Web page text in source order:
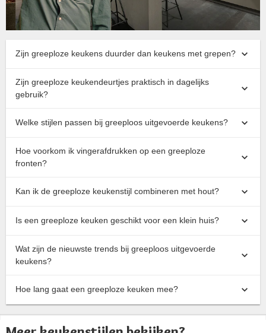
Zijn greeploze keukens duurder dan keukens met grepen?
Zijn greeploze keukendeurtjes praktisch in dagelijks
gebruik?
Welke stijlen passen bij greeploos uitgevoerde keukens?
Hoe voorkom ik vingerafdrukken op een greeploze
fronten?
Kan ik de greeploze keukenstijl combineren met hout?
Is een greeploze keuken geschikt voor een klein huis?
Wat zijn de nieuwste trends bij greeploos uitgevoerde
keukens?
Hoe lang gaat een greeploze keuken mee?